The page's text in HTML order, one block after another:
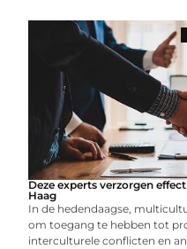
Deze experts verzorgen
Haag
In de hedendaagse,
om toegang te hebben tot
interculturele conflicten en